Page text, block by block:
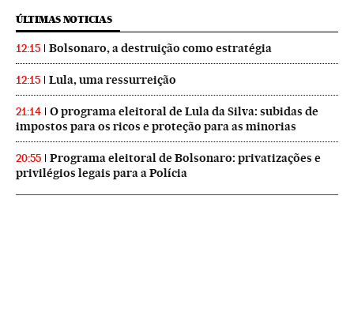
ÚLTIMAS NOTICIAS
12:15 Bolsonaro, a destruição como estratégia
12:15 Lula, uma ressurreição
21:14
O programa eleitoral de Lula da Silva: subidas de
impostos para os ricos e proteção para as minorias
20:55
Programa eleitoral de Bolsonaro: privatizações e
privilégios legais para a Polícia